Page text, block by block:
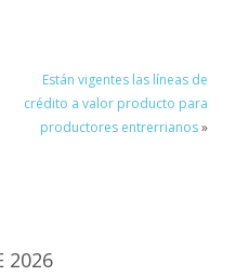
Están vigentes las líneas de
crédito a valor producto para
productores entrerrianos»
2026